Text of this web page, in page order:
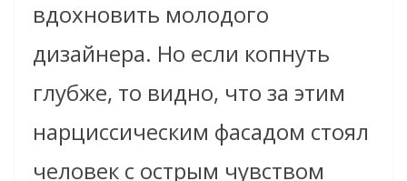
вдохновить молодого
дизайнера. Но если копнуть
глубже, то видно, что за этим
нарциссическим фасадом стоял
человек с острым чувством